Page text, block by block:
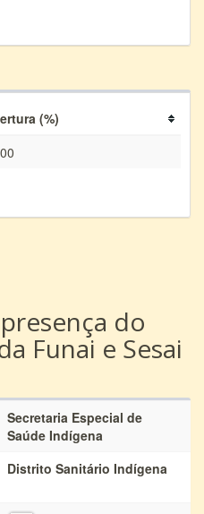
(%)
do
Funai e Sesai
Secretaria Especial de
Saúde Indígena
Distrito Sanitário Indígena